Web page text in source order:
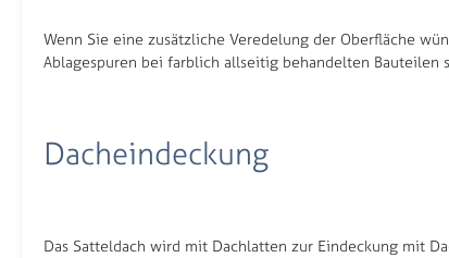
Wenn Sie eine zusätzliche Veredelung der Oberfläche
Ablagespuren bei farblich allseitig behandelten Bauteilen
Dacheindeckung
Das Satteldach wird mit Dachlatten zur Eindeckung mit